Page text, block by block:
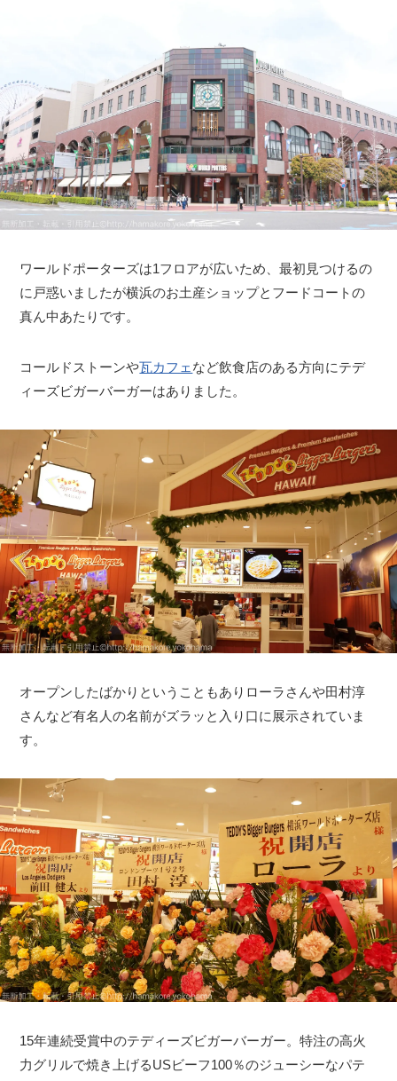
ワールドポーターズは1フロアが広いため、最初見つけるの
に戸惑いましたが横浜のお土産ショップとフードコートの
真ん中あたりです。
コールドストーンや瓦カフェ など飲食店のある方向にテデ
ィーズビガーバーガーはありました。
オープンしたばかりということもありローラさんや田村淳
さんなど有名人の名前がズラッと入り口に展示されていま
す。
15年連続受賞中のテディーズビガーバーガー。特注の高火
力グリルで焼き上げるUSビーフ100％のジューシーなパテ